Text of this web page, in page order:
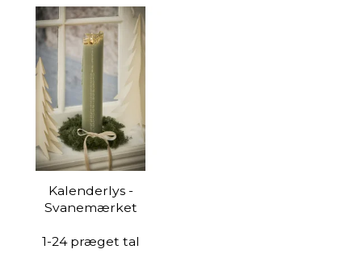
Kalenderlys -
Svanemærket
1-24 præget tal